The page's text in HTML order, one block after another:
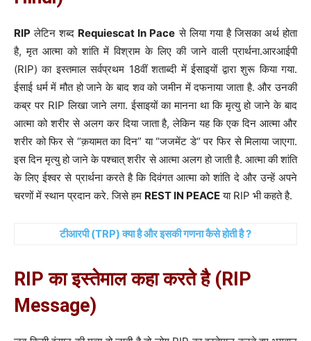
RIP लेटिन शब्द Requiescat In Pace से लिया गया है जिसका अर्थ होता
है, मृत आत्मा को शांति में विश्राम के लिए की जाने वाली प्रार्थना.आरआईपी
(RIP) का इस्तमाल सर्वप्रथम 18वीं शताब्दी में ईसाइयों द्वारा शुरू किया गया.
ईसाई धर्म में मौत हो जाने के बाद शव को जमीन में दफनाया जाता है. और उनकी
कब्र पर RIP लिखा जाने लगा. ईसाइयों का मानना था कि मृत्यु हो जाने के बाद
आत्मा को शरीर से अलग कर दिया जाता है, लेकिन यह कि एक दिन आत्मा और
शरीर को फिर से “क़यामत का दिन” या “जजमेंट डे“ पर फिर से मिलाया जाएगा.
इस दिन मृत्यु हो जाने के पश्चात् शरीर से आत्मा अलग हो जाती है. आत्मा की शांति
के लिए ईश्वर से प्रार्थना करते है कि दिवंगत आत्मा को शांति दे और उन्हें अपने
चरणों में स्थान प्रदान करे. जिसे हम REST IN PEACEया RIP भी कहते है.
टीआरपी (TRP) क्या है और इसकी गणना कैसे होती है ?
RIP का इस्तेमाल कहा करते है (RIP
Message)